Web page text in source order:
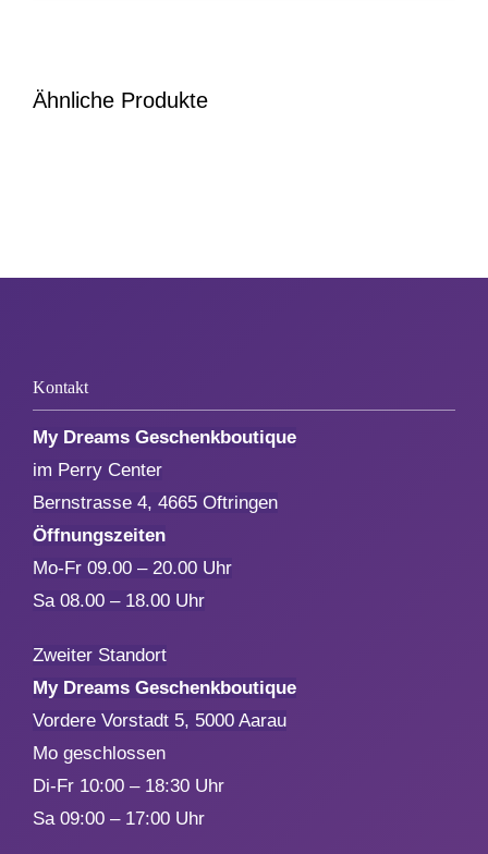
1. August
Silvester/Neujahr
Ähnliche Produkte
Kontakt
My Dreams Geschenkboutique
im Perry Center
Bernstrasse 4, 4665 Oftringen
Öffnungszeiten
Mo-Fr 09.00 – 20.00 Uhr
Sa 08.00 – 18.00 Uhr
Zweiter Standort
My Dreams Geschenkboutique
Vordere Vorstadt 5, 5000 Aarau
Mo geschlossen
Di-Fr 10:00 – 18:30 Uhr
Sa 09:00 – 17:00 Uhr